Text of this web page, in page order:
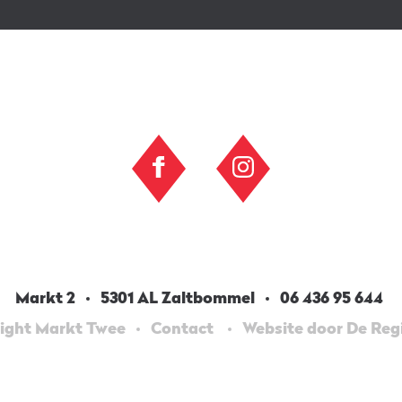
Markt 2 5301 AL Zaltbommel
06 436 95 644
Markt Twee
Contact Website door De